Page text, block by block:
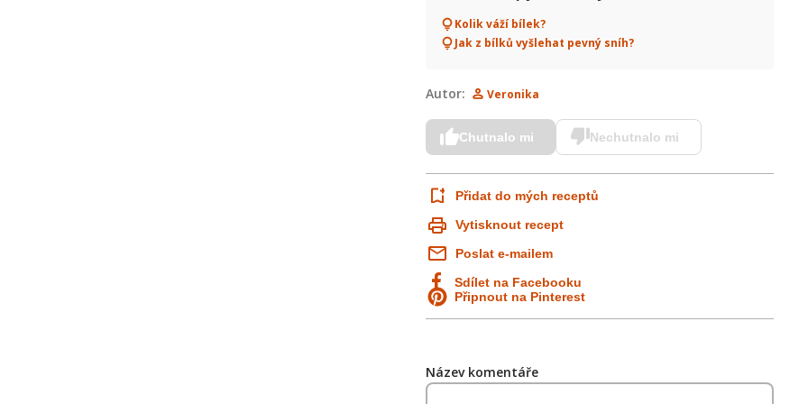
Kolik váží bílek?
Jak z bílků vyšlehat pevný sníh?
Autor: Veronika
Chutnalo mi Nechutnalo mi
Přidat do mých receptů
Vytisknout recept
Poslat e-mailem
Sdílet na Facebooku
Připnout na Pinterest
Název komentáře